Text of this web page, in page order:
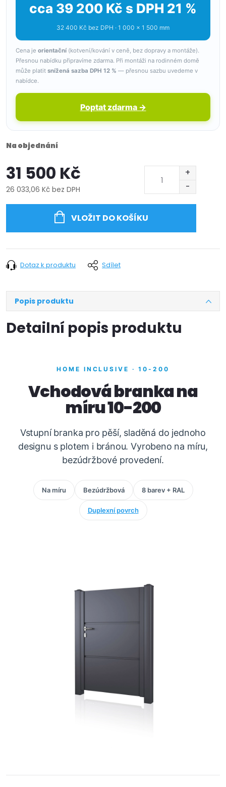
cca 39 200 Kč s DPH 21 %
32 400 Kč bez DPH · 1 000 × 1 500 mm
Cena je orientační (kotvení/kování v ceně, bez dopravy a montáže).
Přesnou nabídku připravíme zdarma. Při montáži na rodinném domě
může platit snížená sazba DPH 12 % — přesnou sazbu uvedeme v
nabídce.
Poptat zdarma →
Na objednání
31 500 Kč
26 033,06 Kč bez DPH
VLOŽIT DO KOŠÍKU
Dotaz k produktu Sdílet
Popis produktu
Detailní popis produktu
HOME INCLUSIVE · 10-200
Vchodová branka na
míru 10-200
Vstupní branka pro pěší, sladěná do jednoho
designu s plotem i bránou. Vyrobeno na míru,
bezúdržbové provedení.
Na míru Bezúdržbová 8 barev + RAL
Duplexní povrch